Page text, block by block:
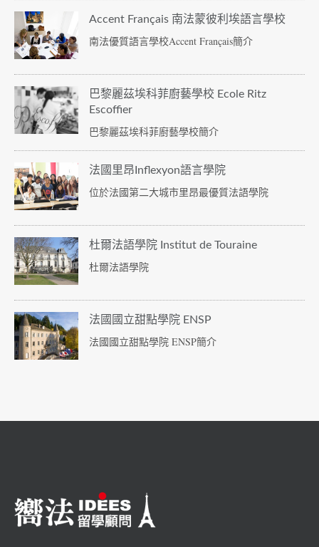
Accent Français 南法蒙彼利埃語言學校
南法優質語言學校Accent Français簡介
巴黎麗茲埃科菲廚藝學校 Ecole Ritz
Escoffier
巴黎麗茲埃科菲廚藝學校簡介
法國里昂Inflexyon語言學院
位於法國第二大城市里昂最優質法語學院
杜爾法語學院 Institut de Touraine
杜爾法語學院
法國國立甜點學院 ENSP
法國國立甜點學院 ENSP簡介